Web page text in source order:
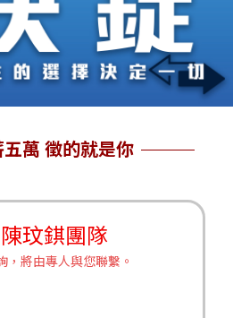
萬 徵的就是你
玟錤團隊
，將由專人與您聯繫。